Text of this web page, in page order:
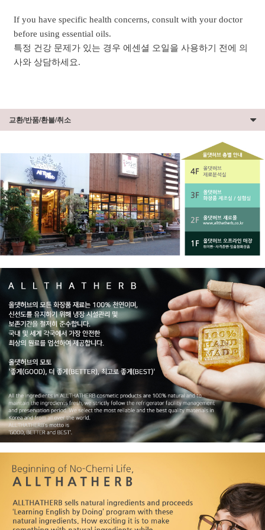
If you have specific health concerns, consult with your doctor
before using essential oils.
특정 건강 문제가 있는 경우 에센셜 오일을 사용하기 전에 의
사와 상담하세요.
교환/반품/환불/취소